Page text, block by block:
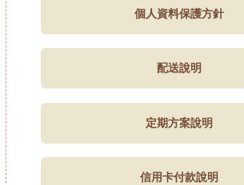
個人資料保護方針
配送說明
定期方案說明
信用卡付款說明